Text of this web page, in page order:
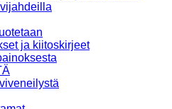
ja kiitoskirjeet